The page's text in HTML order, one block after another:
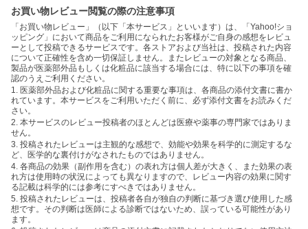
お買い物レビュー閲覧の際の注意事項
「お買い物レビュー」（以下「本サービス」といいます）は、「Yahoo!ショ
ッピング」において商品をご利用になられたお客様がご自身の感想をレビュ
ーとして投稿できるサービスです。各ストアおよび当社は、投稿された内容
について正確性を含め一切保証しません。またレビューの対象となる商品、
製品が医薬部外品もしくは化粧品に該当する場合には、特に以下の事項を確
認のうえご利用ください。
1. 医薬部外品および化粧品に関する重要な事項は、各商品の添付文書に書か
れています。本サービスをご利用いただく前に、必ず添付文書をお読みくだ
さい。
2. 本サービスのレビュー投稿者のほとんどは医療や薬事の専門家ではありま
せん。
3. 投稿されたレビューは主観的な感想で、効能や効果を科学的に測定するな
ど、医学的な裏付けがなされたものではありません。
4. 各商品の効果（副作用を含む）の表れ方は個人差が大きく、また効果の表
れ方は使用時の状況によっても異なりますので、レビュー内容の効果に関す
る記載は科学的には参考にすべきではありません。
5. 投稿されたレビューは、投稿者各自が独自の判断に基づき選び使用した感
想です。その判断は医師による診断ではないため、誤っている可能性があり
ます。